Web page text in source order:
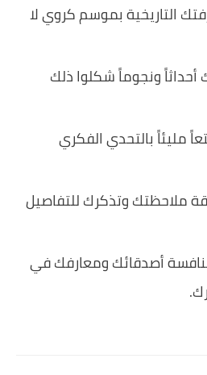
التاريخية بموسم كروي لا
ونجوماً شكلوا ذلك
مليئاً بالتحدي الفكري
وتذكرك للتفاصيل
أصدقائك ومعارفك في